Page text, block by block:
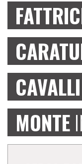
CAVALLI
MONTE